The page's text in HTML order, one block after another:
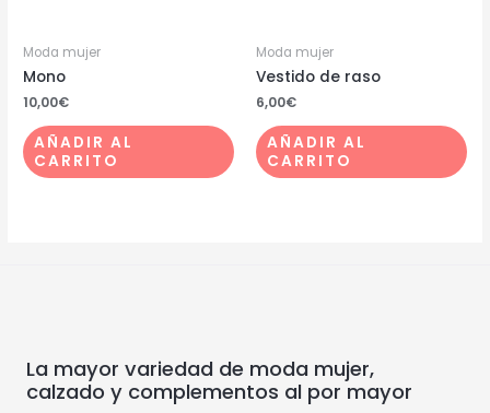
Moda mujer
Mono
10,00€
AÑADIR AL
CARRITO
Moda mujer
Vestido de raso
6,00€
AÑADIR AL
CARRITO
La mayor variedad de moda mujer,
calzado y complementos al por mayor